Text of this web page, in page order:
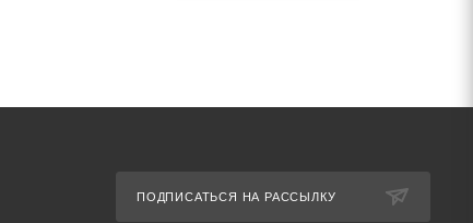
ПОДПИСАТЬСЯ НА РАССЫЛКУ